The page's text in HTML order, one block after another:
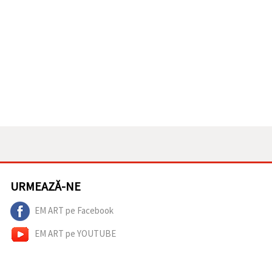
URMEAZĂ-NE
EM ART pe Facebook
EM ART pe YOUTUBE